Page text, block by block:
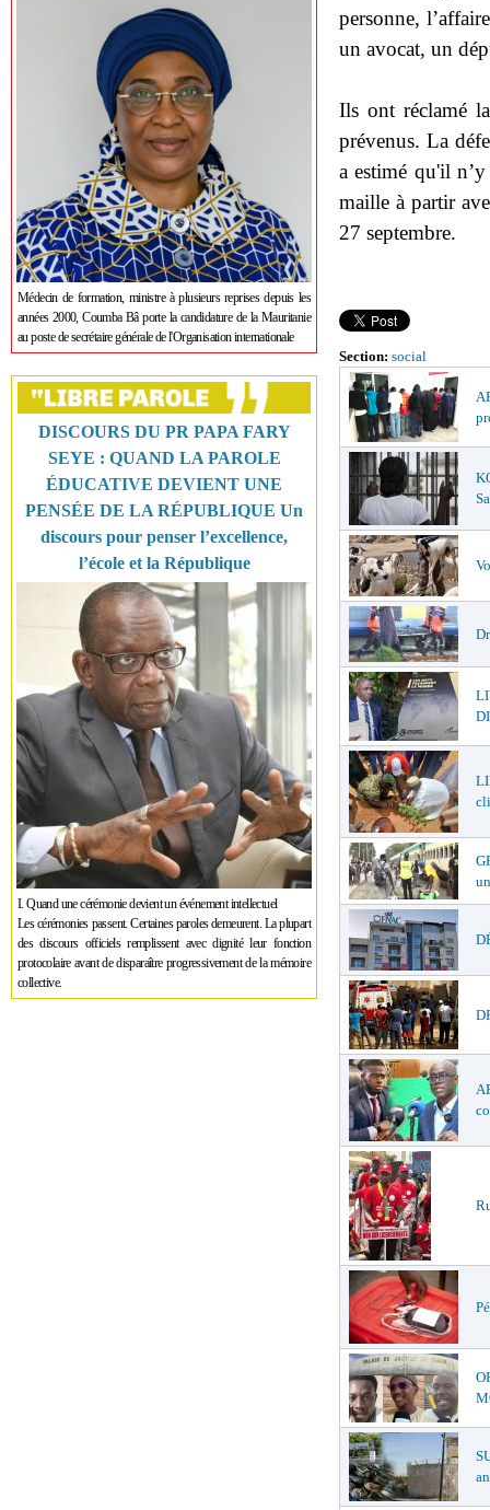
Médecin de formation, ministre à plusieurs reprises depuis les
années 2000, Coumba Bâ porte la candidature de la Mauritanie
au poste de secrétaire générale de l'Organisation internationale
DISCOURS DU PR PAPA FARY
SEYE : QUAND LA PAROLE
ÉDUCATIVE DEVIENT UNE
PENSÉE DE LA RÉPUBLIQUE Un
discours pour penser l’excellence,
l’école et la République
I. Quand une cérémonie devient un événement intellectuel
Les cérémonies passent. Certaines paroles demeurent. La plupart
des discours officiels remplissent avec dignité leur fonction
protocolaire avant de disparaître progressivement de la mémoire
collective.
personne,
un avocat, un
Ils ont réclamé
prévenus. La
a estimé qu'il
maille à partir
27 septembre.
Section: social